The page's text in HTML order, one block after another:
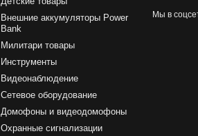
Внешние аккумуляторы Power
Bank
Милитари товары
Инструменты
Видеонаблюдение
Сетевое оборудование
Домофоны и видеодомофоны
Охранные сигнализации
Мы в